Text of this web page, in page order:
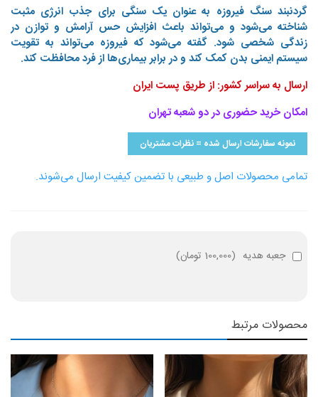
گردنبند سنگ فیروزه به عنوان یک سنگی برای جذب انرژی مثبت
شناخته می‌شود و می‌تواند باعث افزایش حس آرامش و توازن در
زندگی شخصی شود. گفته می‌شود که فیروزه می‌تواند به تقویت
سیستم ایمنی بدن کمک کند و در برابر بیماری‌ها از فرد محافظت کند.
ارسال به سراسر کشور: از طریق پست ایران
امکان خرید حضوری در دو شعبه تهران
نمونه سفارشات ارسال شده = نظرات مشتریان
تمامی محصولات اصل و طبیعی با تضمین کیفیت ارسال می‌شوند.
جعبه هدیه (100,000 تومان )
محصولات مرتبط